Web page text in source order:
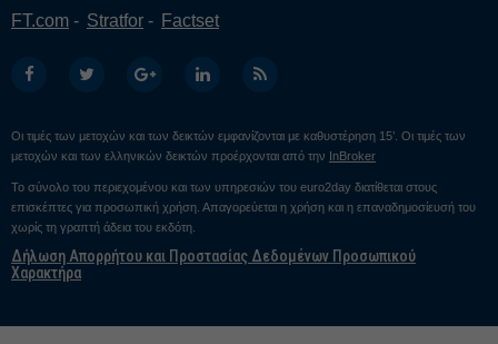
FT.com Stratfor Factset
Οι τιμές των μετοχών και των δεικτών εμφανίζονται με καθυστέρηση 15’. Οι τιμές των
μετοχών και των ελληνικών δεικτών προέρχονται από την InBroker
Το σύνολο του περιεχομένου και των υπηρεσιών του euro2day διατίθεται στους
επισκέπτες για προσωπική χρήση. Απαγορεύεται η χρήση και η επαναδημοσίευσή του
χωρίς τη γραπτή άδεια του εκδότη.
Δήλωση Απορρήτου και Προστασίας Δεδομένων Προσωπικού
Χαρακτήρα